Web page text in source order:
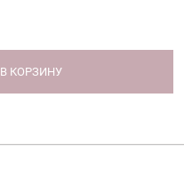
В КОРЗИНУ